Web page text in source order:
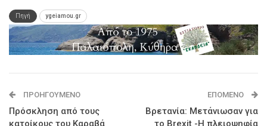
Πηγή ygeiamou.gr
ΠΡΟΗΓΟΎΜΕΝΟ
Πρόσκληση από τους
ΕΠΌΜΕΝΟ
Βρετανία: Μετάνιωσαν για